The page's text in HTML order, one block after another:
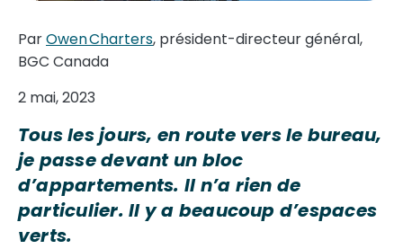
ParOwen Charters, président-directeur général,
BGC Canada
2 mai, 2023
Tous les jours, en route vers le bureau,
je passe devant un bloc
d’appartements. Il n’a rien de
particulier. Il y a beaucoup d’espaces
verts.